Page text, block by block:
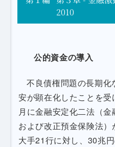
資料編
年表
2010
公的資金の導入
不良債権問題の長期
安が顕在化したことを
月に金融安定化二法（
および改正預金保険法）
大手21行に対し、30兆